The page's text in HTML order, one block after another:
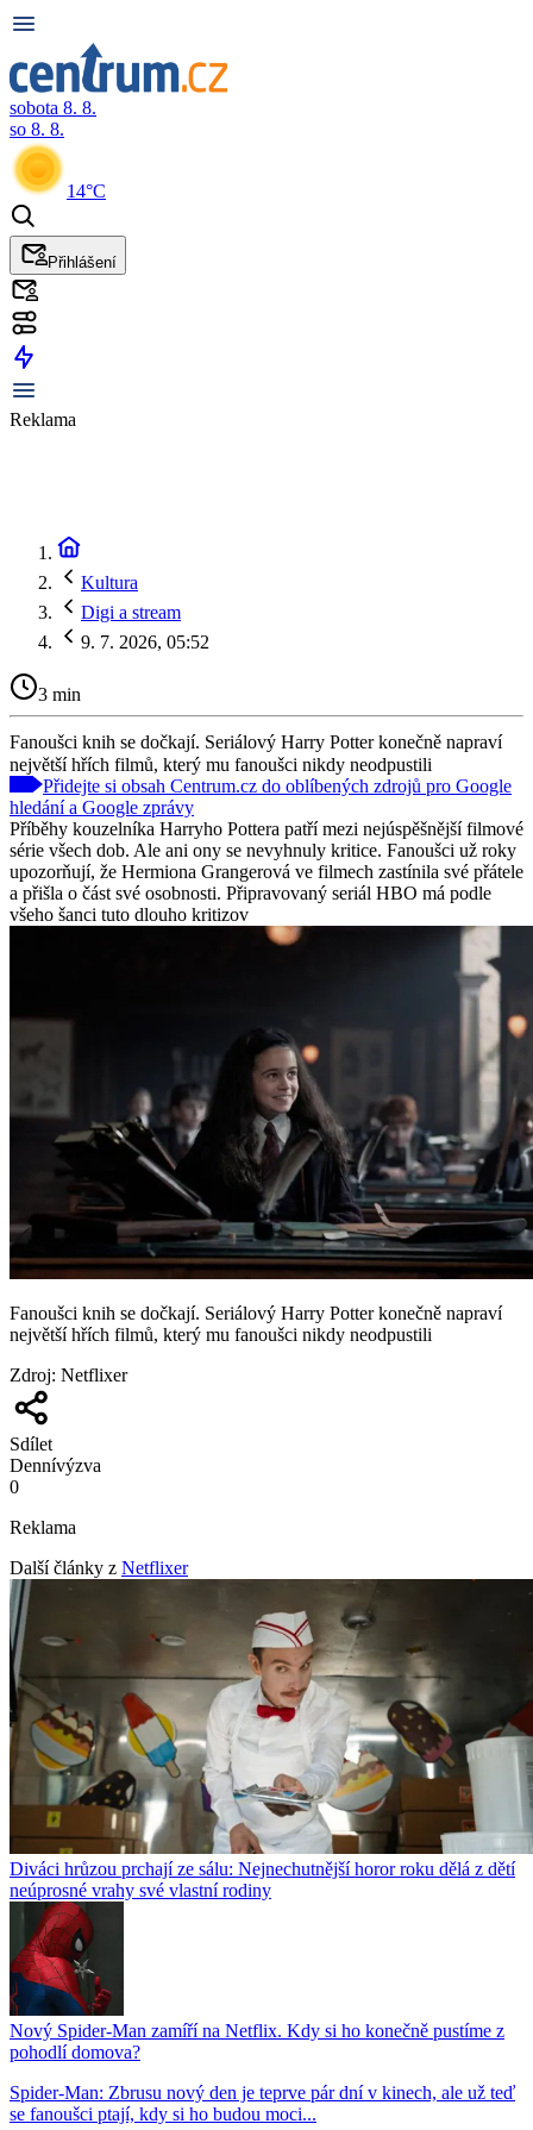
sobota 8. 8.
so 8. 8.
14°C
Přihlášení
Reklama
Kultura
Digi a stream
9. 7. 2026, 05:52
3 min
Fanoušci knih se dočkají. Seriálový Harry Potter konečně napraví
největší hřích filmů, který mu fanoušci nikdy neodpustili
Přidejte si obsah Centrum.cz do oblíbených zdrojů pro Google
hledání a Google zprávy
Příběhy kouzelníka Harryho Pottera patří mezi nejúspěšnější filmové
série všech dob. Ale ani ony se nevyhnuly kritice. Fanoušci už roky
upozorňují, že Hermiona Grangerová ve filmech zastínila své přátele
a přišla o část své osobnosti. Připravovaný seriál HBO má podle
všeho šanci tuto dlouho kritizov
Fanoušci knih se dočkají. Seriálový Harry Potter konečně napraví
největší hřích filmů, který mu fanoušci nikdy neodpustili
Zdroj: Netflixer
Sdílet
Dennívýzva
0
Reklama
Další články z Netflixer
Diváci hrůzou prchají ze sálu: Nejnechutnější horor roku dělá z dětí
neúprosné vrahy své vlastní rodiny
Nový Spider-Man zamíří na Netflix. Kdy si ho konečně pustíme z
pohodlí domova?
Spider-Man: Zbrusu nový den je teprve pár dní v kinech, ale už teď
se fanoušci ptají, kdy si ho budou moci...